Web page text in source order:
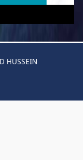
HUSSEIN